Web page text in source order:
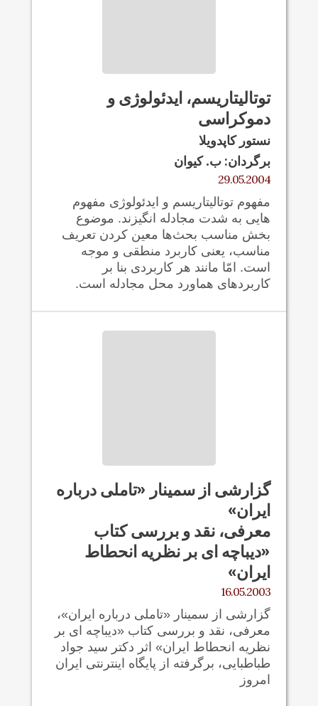
توتالیتاریسم، ایدئولوژی و
دموکراسی
نستور کاپدویلا
برگردان: ب. کیوان
29.05.2004
مفهوم توتالیتاریسم و ایدئولوژی مفهوم‌
هایی به شدت مجادله انگیزند. موضوع
بخش مناسب بحث‌ها معین کردن تعریف
مناسب، یعنی کاربرد منطقی و موجه
است. امّا مانند هر کاربردی بنا بر
کاربردهای هماورد محل مجادله است.
گزارشی از سمينار «تاملی درباره
ايران»
معرفی، نقد و بررسی کتاب
«ديباچه ای بر نظريه انحطاط
ايران»
16.05.2003
گزارشی از سمينار «تاملی درباره ايران»،
معرفی، نقد و بررسی کتاب «ديباچه ای بر
نظريه انحطاط ايران» اثر دکتر سيد جواد
طباطبايی، برگرفته از پايگاه اينترنتی ايران
امروز